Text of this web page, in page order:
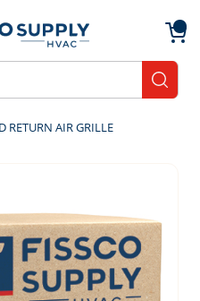
RETURN AIR GRILLE